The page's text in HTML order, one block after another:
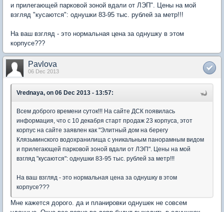
и прилегающей парковой зоной вдали от ЛЭП". Цены на мой
взгляд "кусаются": однушки 83-95 тыс. рублей за метр!!!
На ваш взгляд - это нормальная цена за однушку в этом
корпусе???
Pavlova
06 Dec 2013
Vrednaya, on 06 Dec 2013 - 13:57:
Всем доброго времени суток!!! На сайте ДСК появилась
информация, что с 10 декабря старт продаж 23 корпуса, этот
корпус на сайте заявлен как "Элитный дом на берегу
Клязьминского водохранилища с уникальным панорамным видом
и прилегающей парковой зоной вдали от ЛЭП". Цены на мой
взгляд "кусаются": однушки 83-95 тыс. рублей за метр!!!
На ваш взгляд - это нормальная цена за однушку в этом
корпусе???
Мне кажется дорого. да и планировки однушек не совсем